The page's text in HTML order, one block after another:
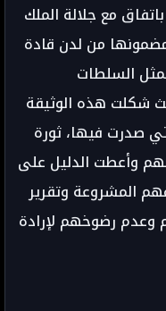
مع جلالة الملك
من لدن قادة
السلطات
في 11 يناير 1944، حيث شكلت هذه الوثيقة
صدرت فيها، ثورة
وأعطت الدليل على
المشروعة وتقرير
رضوخهم لإرادة